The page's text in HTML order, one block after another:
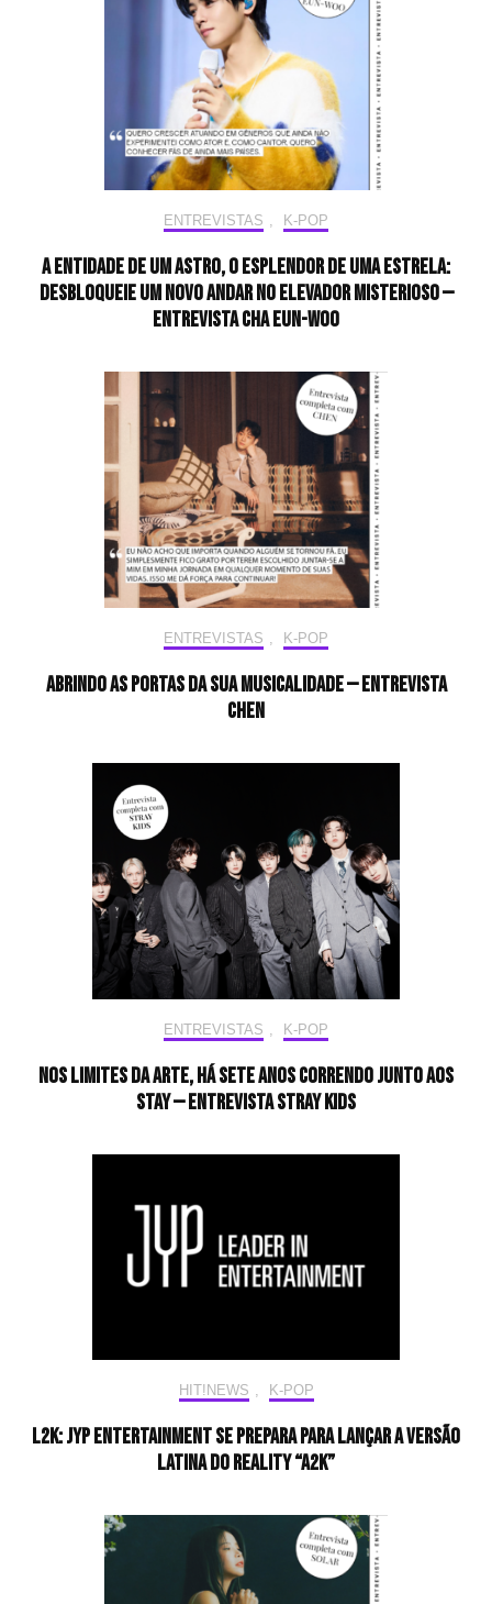
ENTREVISTAS , K-POP
A entidade de um astro, o esplendor de uma estrela:
desbloqueie um novo andar no elevador misterioso —
Entrevista CHA EUN-WOO
ENTREVISTAS , K-POP
Abrindo as portas da sua musicalidade — Entrevista
CHEN
ENTREVISTAS , K-POP
Nos limites da arte, há sete anos correndo junto aos
STAY — Entrevista Stray Kids
HIT!NEWS , K-POP
L2K: JYP Entertainment se prepara para lançar a versão
latina do reality “A2K”